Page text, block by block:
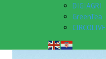
DIGIAGRI
GreenTea
CIRCOLIVE